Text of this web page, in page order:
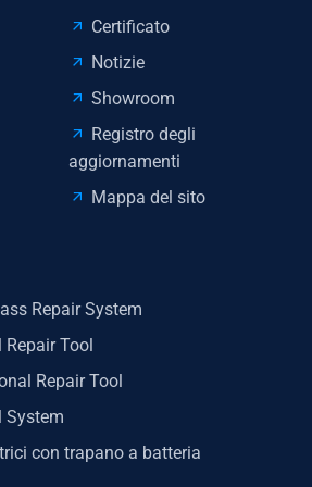
Certificato
Notizie
Showroom
Registro degli
aggiornamenti
Mappa del sito
Repair System
Tool
Repair Tool
System
con trapano a batteria